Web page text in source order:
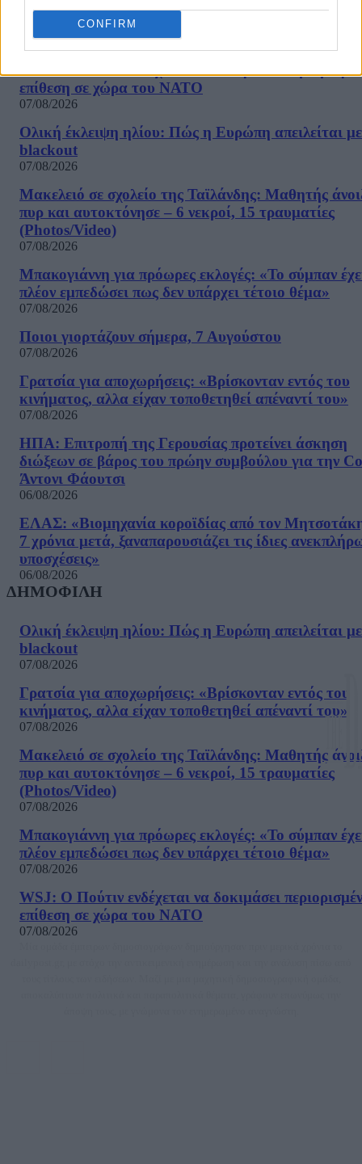
CONFIRM
ΡΟΗ ΕΙΔΗΣΕΩΝ
WSJ: Ο Πούτιν ενδέχεται να δοκιμάσει
επίθεση σε χώρα του ΝΑΤΟ
07/08/2026
Ολική έκλειψη ηλίου: Πώς η Ευρώπη απειλείται με
blackout
07/08/2026
Μακελειό σε σχολείο της Ταϊλάνδης: Μαθητής
πυρ και αυτοκτόνησε – 6 νεκροί, 15 τραυματίες
(Photos/Video)
07/08/2026
Μπακογιάννη για πρόωρες εκλογές: «Το σύμπαν
πλέον εμπεδώσει πως δεν υπάρχει τέτοιο θέμα»
07/08/2026
Ποιοι γιορτάζουν σήμερα, 7 Αυγούστου
07/08/2026
Γρατσία για αποχωρήσεις: «Bρίσκονταν εντός του
κινήματος, αλλα είχαν τοποθετηθεί απέναντί του»
07/08/2026
ΗΠΑ: Επιτροπή της Γερουσίας προτείνει άσκηση
διώξεων σε βάρος του πρώην συμβούλου για την
Άντονι Φάουτσι
06/08/2026
ΕΛΑΣ: «Βιομηχανία κοροϊδίας από τον
7 χρόνια μετά, ξαναπαρουσιάζει τις ίδιες
υποσχέσεις»
06/08/2026
ΔΗΜΟΦΙΛΗ
Ολική έκλειψη ηλίου: Πώς η Ευρώπη απειλείται με
blackout
07/08/2026
Γρατσία για αποχωρήσεις: «Bρίσκονταν εντός του
κινήματος, αλλα είχαν τοποθετηθεί απέναντί του»
07/08/2026
Μακελειό σε σχολείο της Ταϊλάνδης: Μαθητής
πυρ και αυτοκτόνησε – 6 νεκροί, 15 τραυματίες
(Photos/Video)
07/08/2026
Μπακογιάννη για πρόωρες εκλογές: «Το σύμπαν
πλέον εμπεδώσει πως δεν υπάρχει τέτοιο θέμα»
07/08/2026
WSJ: Ο Πούτιν ενδέχεται να δοκιμάσει
επίθεση σε χώρα του ΝΑΤΟ
07/08/2026